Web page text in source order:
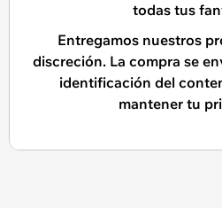
todas tus
Entregamos nuestros
discreción. La compra se
identificación del
mantener tu